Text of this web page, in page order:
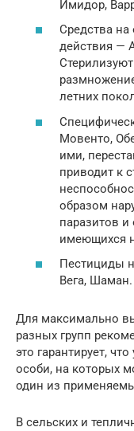
Имидор,
Средства на
действия —
летних
Мовенто,
ими,
приводит к
образом
паразитов
имеющихся
Пестициды
Вега, Шаман.
Для максимально
разных групп
это гарантирует,
особи, на которых
один из
В сельских и